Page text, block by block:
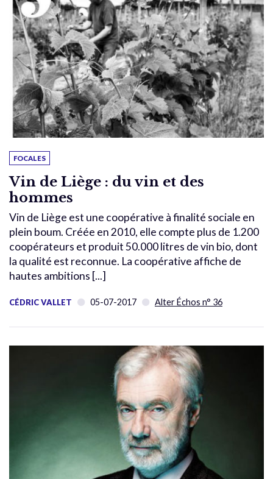
FOCALES
Vin de Liège : du vin et des
hommes
Vin de Liège est une coopérative à finalité sociale en
plein boum. Créée en 2010, elle compte plus de 1.200
coopérateurs et produit 50.000 litres de vin bio, dont
la qualité est reconnue. La coopérative affiche de
hautes ambitions [...]
CÉDRIC VALLET 05-07-2017 Alter Échos n° 36